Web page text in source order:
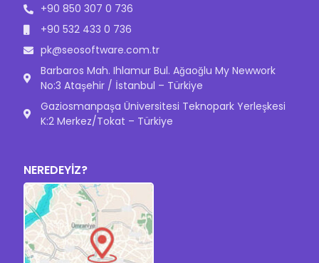
+90 850 307 0 736
+90 532 433 0 736
pk@seosoftware.com.tr
Barbaros Mah. Ihlamur Bul. Ağaoğlu My Newwork
No:3 Ataşehir / İstanbul – Türkiye
Gaziosmanpaşa Üniversitesi Teknopark Yerleşkesi
K:2 Merkez/Tokat – Türkiye
NEREDEYİZ?